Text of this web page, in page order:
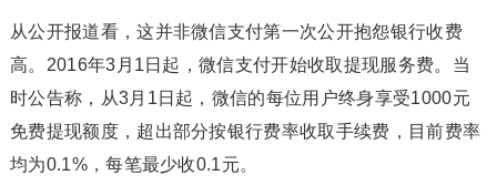
从公开报道看，这并非微信支付第一次公开抱怨银行收费
高。2016年3月1日起，微信支付开始收取提现服务费。当
时公告称，从3月1日起，微信的每位用户终身享受1000元
免费提现额度，超出部分按银行费率收取手续费，目前费率
均为0.1%，每笔最少收0.1元。